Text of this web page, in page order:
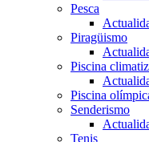
Pesca
Piragüismo
Piscina
Piscina
Senderismo
Tenis